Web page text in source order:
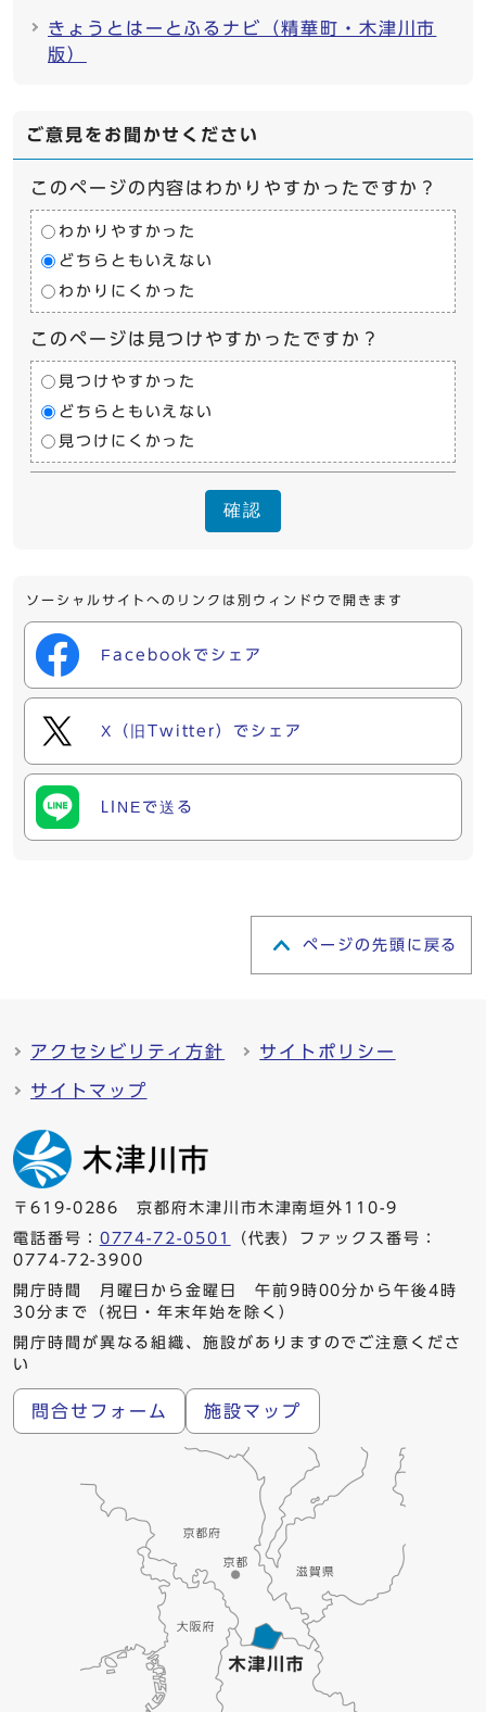
きょうとはーとふるナビ（精華町・木津川市
版）
ご意見をお聞かせください
このページの内容はわかりやすかったですか？
わかりやすかった
どちらともいえない
わかりにくかった
このページは見つけやすかったですか？
見つけやすかった
どちらともいえない
見つけにくかった
確認
ソーシャルサイトへのリンクは別ウィンドウで開きます
Facebookでシェア
X（旧Twitter）でシェア
LINEで送る
ページの先頭に戻る
アクセシビリティ方針 サイトポリシー
サイトマップ
〒619-0286 京都府木津川市木津南垣外110-9
電話番号： 0774-72-0501
（代表）ファックス番号：
0774-72-3900
開庁時間 月曜日から金曜日 午前9時00分から午後4時
30分まで（祝日・年末年始を除く）
開庁時間が異なる組織、施設がありますのでご注意くださ
い
問合せフォーム 施設マップ